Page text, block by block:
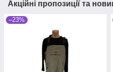
Акційні пропозиції та
–23%